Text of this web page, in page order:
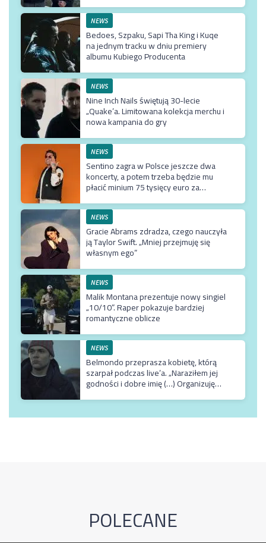
NEWS
Bedoes, Szpaku, Sapi Tha King i Kuqe
na jednym tracku w dniu premiery
albumu Kubiego Producenta
NEWS
Nine Inch Nails świętują 30-lecie
„Quake’a. Limitowana kolekcja merchu i
nowa kampania do gry
NEWS
Sentino zagra w Polsce jeszcze dwa
koncerty, a potem trzeba będzie mu
płacić minium 75 tysięcy euro za
NEWS
Gracie Abrams zdradza, czego nauczyła
ją Taylor Swift. „Mniej przejmuję się
własnym ego”
NEWS
Malik Montana prezentuje nowy singiel
„10/10”. Raper pokazuje bardziej
romantyczne oblicze
NEWS
Belmondo przeprasza kobietę, którą
szarpał podczas live’a. „Naraziłem jej
godności i dobre imię (…) Organizuję
POLECANE